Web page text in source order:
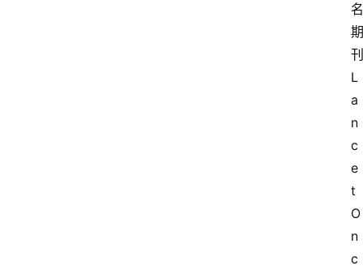
名
期
刊
L
a
n
c
e
t
O
n
c